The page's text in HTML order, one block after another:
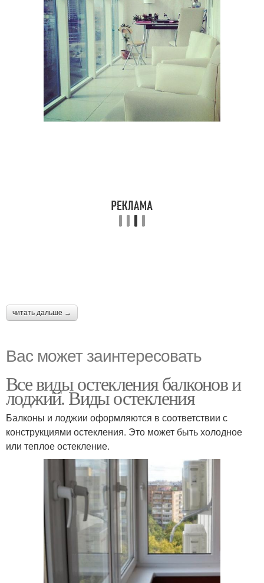
читать дальше →
Вас может заинтересовать
Все виды остекления балконов и
лоджий. Виды остекления
Балконы и лоджии оформляются в соответствии с
конструкциями остекления. Это может быть холодное
или теплое остекление.